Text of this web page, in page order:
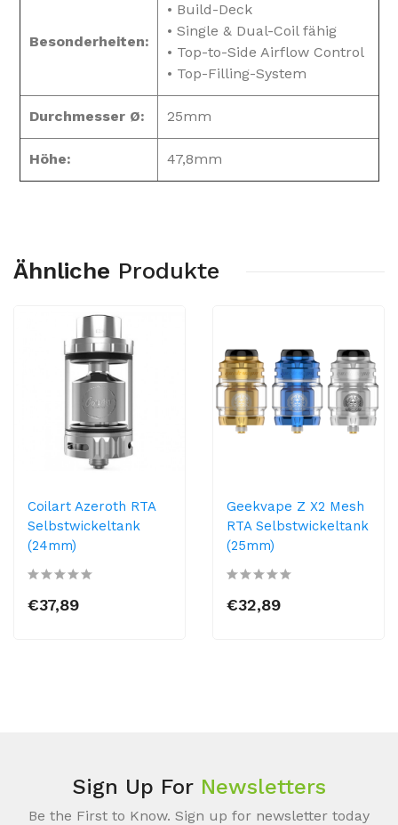
Besonderheiten:
• Build-Deck
• Single & Dual-Coil fähig
• Top-to-Side Airflow Control
• Top-Filling-System
Durchmesser Ø: 25mm
Höhe: 47,8mm
Ähnliche Produkte
Coilart Azeroth RTA
Selbstwickeltank
(24mm)
€37,89
Geekvape Z X2 Mesh
RTA Selbstwickeltank
(25mm)
€32,89
Sign Up For Newsletters
Be the First to Know. Sign up for newsletter today